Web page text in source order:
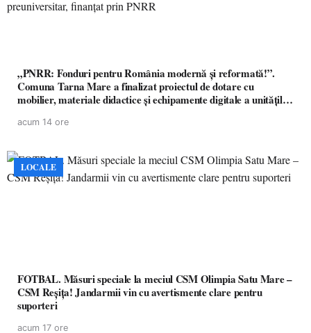
„PNRR: Fonduri pentru România modernă și reformată!”.
Comuna Tarna Mare a finalizat proiectul de dotare cu
mobilier, materiale didactice și echipamente digitale a unităților
acum 14 ore
LOCALE
FOTBAL. Măsuri speciale la meciul CSM Olimpia Satu Mare –
CSM Reșița! Jandarmii vin cu avertismente clare pentru
suporteri
acum 17 ore